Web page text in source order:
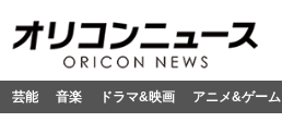
芸能 音楽 ドラマ&映画 アニメ&ゲーム